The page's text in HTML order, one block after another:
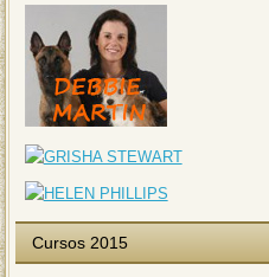
Cursos 2015